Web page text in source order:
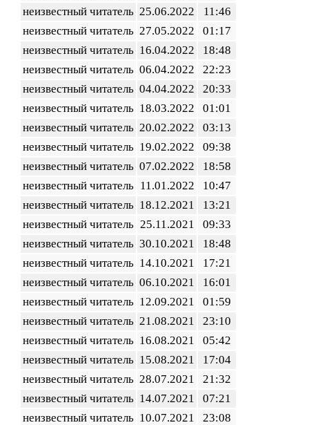
неизвестный читатель 25.06.2022
11:46
неизвестный читатель 27.05.2022
01:17
неизвестный читатель 16.04.2022
18:48
неизвестный читатель 06.04.2022
22:23
неизвестный читатель 04.04.2022
20:33
неизвестный читатель 18.03.2022
01:01
неизвестный читатель 20.02.2022
03:13
неизвестный читатель 19.02.2022
09:38
неизвестный читатель 07.02.2022
18:58
неизвестный читатель 11.01.2022
10:47
неизвестный читатель 18.12.2021
13:21
неизвестный читатель 25.11.2021
09:33
неизвестный читатель 30.10.2021
18:48
неизвестный читатель 14.10.2021
17:21
неизвестный читатель 06.10.2021
16:01
неизвестный читатель 12.09.2021
01:59
неизвестный читатель 21.08.2021
23:10
неизвестный читатель 16.08.2021
05:42
неизвестный читатель 15.08.2021
17:04
неизвестный читатель 28.07.2021
21:32
неизвестный читатель 14.07.2021
07:21
неизвестный читатель 10.07.2021
23:08